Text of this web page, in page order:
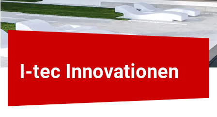
I-tec Innovationen